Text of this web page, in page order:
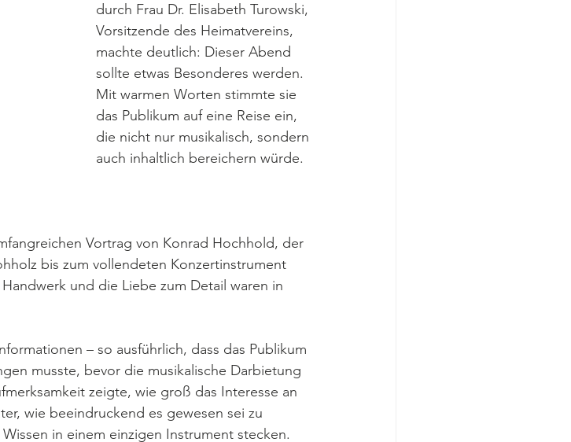
durch Frau Dr. Elisabeth Turowski,
Vorsitzende des Heimatvereins,
machte deutlich: Dieser Abend
sollte etwas Besonderes werden.
Mit warmen Worten stimmte sie
das Publikum auf eine Reise ein,
die nicht nur musikalisch, sondern
auch inhaltlich bereichern würde.
Vortrag von Konrad Hochhold, der
bis zum vollendeten Konzertinstrument
und die Liebe zum Detail waren in
– so ausführlich, dass das Publikum
musste, bevor die musikalische Darbietung
zeigte, wie groß das Interesse an
wie beeindruckend es gewesen sei zu
in einem einzigen Instrument stecken.